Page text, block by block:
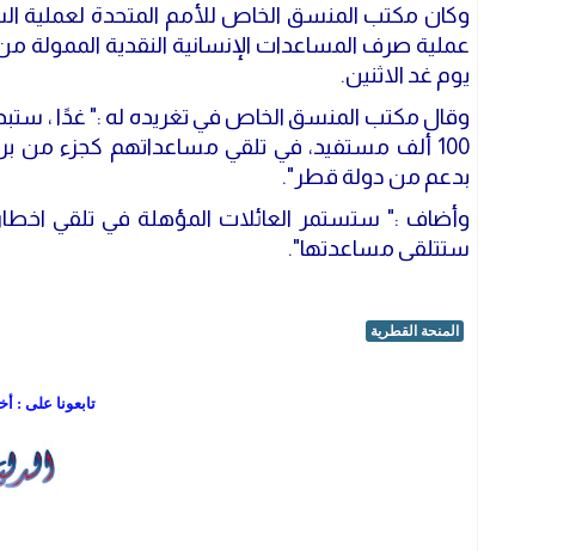
وكان مكتب المنسق الخاص للأمم المتحدة لعملية
عملية صرف المساعدات الإنسانية النقدية
يوم غد الاثنين.
وقال مكتب المنسق الخاص في تغريده له :" غدًا ،
100 ألف مستفيد، في تلقي مساعداتهم كجزء من
بدعم من دولة قطر".
وأضاف :" ستستمر العائلات المؤهلة في تلقي
ستتلقى مساعدتها".
المنحة القطرية
تابعونا على :